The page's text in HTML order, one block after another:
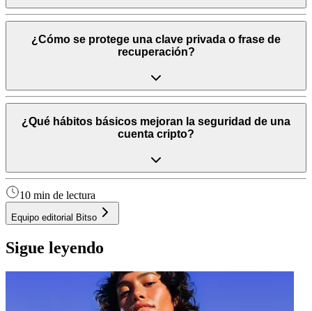
¿Cómo se protege una clave privada o frase de
recuperación?
¿Qué hábitos básicos mejoran la seguridad de una
cuenta cripto?
10 min de lectura
Equipo editorial Bitso
Sigue leyendo